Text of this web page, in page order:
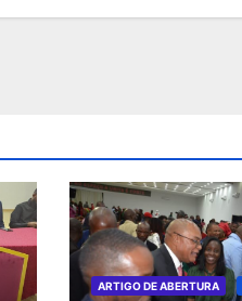
ARTIGO DE ABERTURA